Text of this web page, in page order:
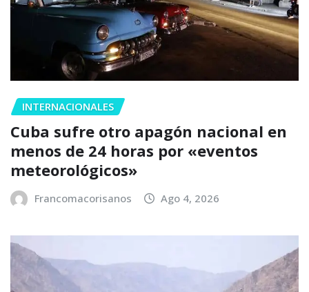
INTERNACIONALES
Cuba sufre otro apagón nacional en
menos de 24 horas por «eventos
meteorológicos»
Francomacorisanos Ago 4, 2026